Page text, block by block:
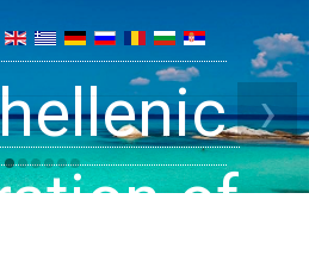
of
-
Studios,
your
›